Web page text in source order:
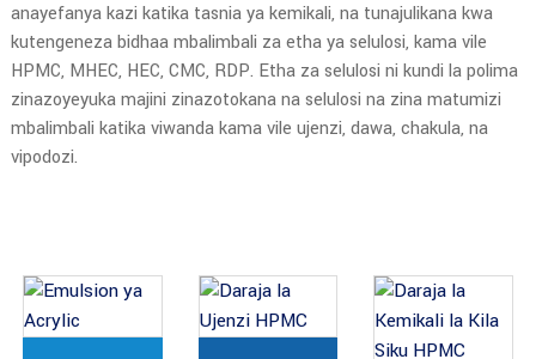
anayefanya kazi katika tasnia ya kemikali, na tunajulikana kwa
kutengeneza bidhaa mbalimbali za etha ya selulosi, kama vile
HPMC, MHEC, HEC, CMC, RDP. Etha za selulosi ni kundi la polima
zinazoyeyuka majini zinazotokana na selulosi na zina matumizi
mbalimbali katika viwanda kama vile ujenzi, dawa, chakula, na
vipodozi.